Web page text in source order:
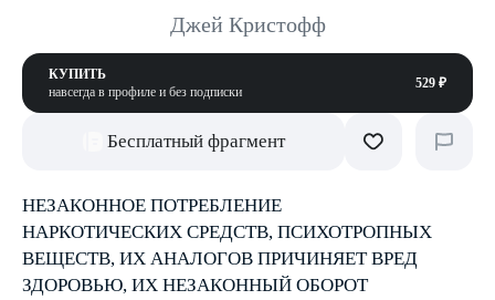
Джей Кристофф
КУПИТЬ
навсегда в профиле и без подписки
529 ₽
Бесплатный фрагмент
НЕЗАКОННОЕ ПОТРЕБЛЕНИЕ
НАРКОТИЧЕСКИХ СРЕДСТВ, ПСИХОТРОПНЫХ
ВЕЩЕСТВ, ИХ АНАЛОГОВ ПРИЧИНЯЕТ ВРЕД
ЗДОРОВЬЮ, ИХ НЕЗАКОННЫЙ ОБОРОТ